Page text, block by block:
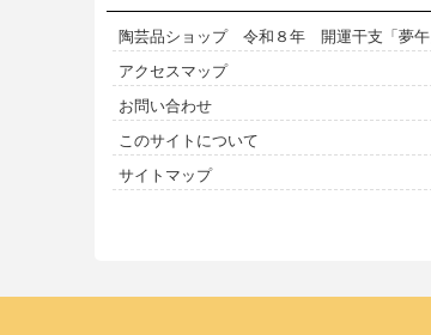
陶芸品ショップ 令和８年 開運干支「夢午
アクセスマップ
お問い合わせ
このサイトについて
サイトマップ